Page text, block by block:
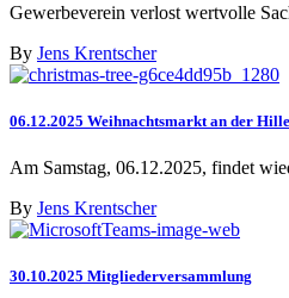
Gewerbeverein verlost wertvolle
By Jens Krentscher
06.12.2025 Weihnachtsmarkt an der
Am Samstag, 06.12.2025, findet
By Jens Krentscher
30.10.2025 Mitgliederversammlung